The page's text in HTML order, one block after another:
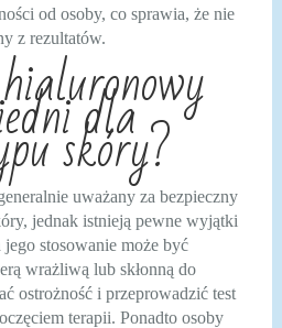
od osoby, co sprawia, że nie
z rezultatów.
dla
skóry?
uważany za bezpieczny
jednak istnieją pewne wyjątki
stosowanie może być
wrażliwą lub skłonną do
ostrożność i przeprowadzić test
terapii. Ponadto osoby